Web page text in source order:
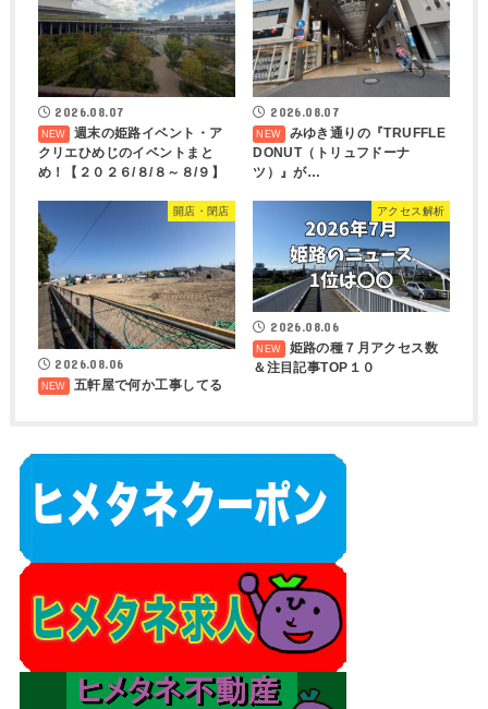
2026.08.07
週末の姫路イベント・ア
クリエひめじのイベントまと
め！【２０２６/８/８～８/９】
2026.08.07
みゆき通りの『TRUFFLE
DONUT（トリュフドーナ
ツ）』が…
開店・閉店
2026.08.06
五軒屋で何か工事してる
アクセス解析
2026.08.06
姫路の種７月アクセス数
＆注目記事TOP１０